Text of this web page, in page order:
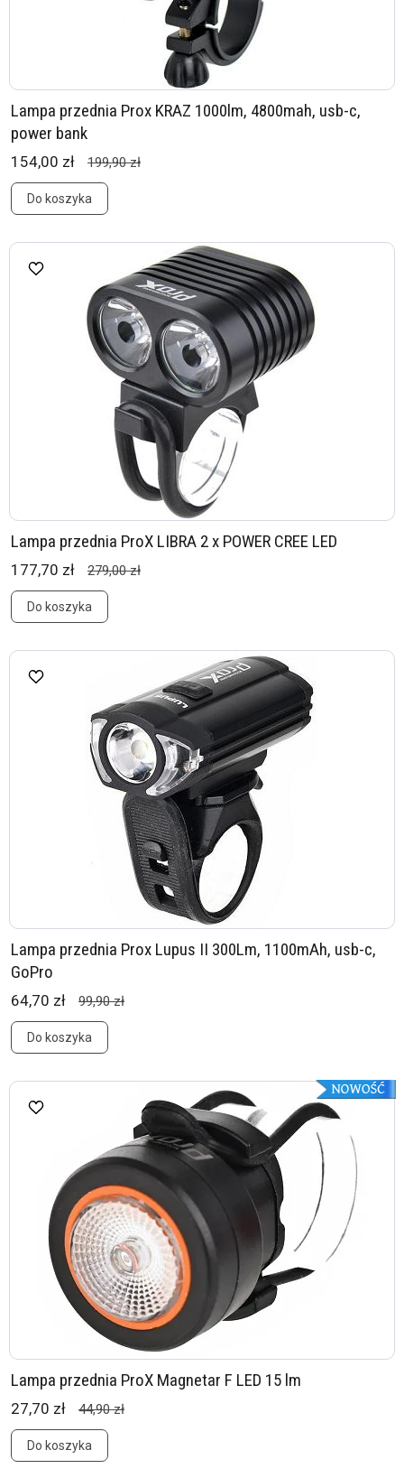
Lampa przednia Prox KRAZ 1000lm, 4800mah, usb-c,
power bank
154,00 zł 199,90 zł
Do koszyka
Lampa przednia ProX LIBRA 2 x POWER CREE LED
177,70 zł 279,00 zł
Do koszyka
Lampa przednia Prox Lupus II 300Lm, 1100mAh, usb-c,
GoPro
64,70 zł 99,90 zł
Do koszyka
Lampa przednia ProX Magnetar F LED 15 lm
27,70 zł 44,90 zł
Do koszyka